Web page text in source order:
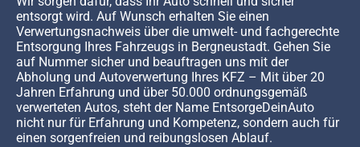
entsorgt wird. Auf Wunsch erhalten Sie einen
Verwertungsnachweis über die umwelt- und fachgerechte
Entsorgung Ihres Fahrzeugs in Bergneustadt. Gehen Sie
auf Nummer sicher und beauftragen uns mit der
Abholung und Autoverwertung Ihres KFZ – Mit über 20
Jahren Erfahrung und über 50.000 ordnungsgemäß
verwerteten Autos, steht der Name EntsorgeDeinAuto
nicht nur für Erfahrung und Kompetenz, sondern auch für
einen sorgenfreien und reibungslosen Ablauf.